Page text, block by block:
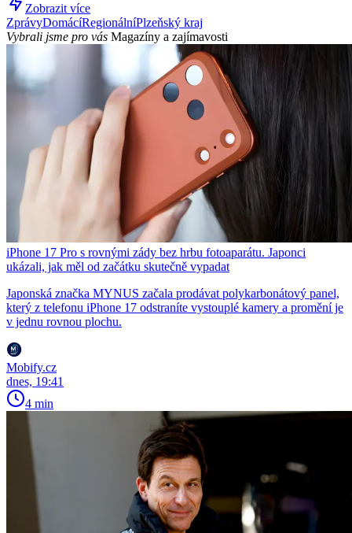
Zobrazit více
ZprávyDomácíRegionálníPlzeňský kraj
Vybrali jsme pro vás Magazíny a zajímavosti
iPhone 17 Pro s rovnými zády bez hrbu fotoaparátu. Japonci
ukázali, jak měl od začátku skutečně vypadat
Japonská značka MYNUS začala prodávat polykarbonátový panel,
který z telefonu iPhone 17 odstraníte vystouplé kamery a promění je
v jednu rovnou plochu.
Mobify.cz
dnes, 19:41
4 min